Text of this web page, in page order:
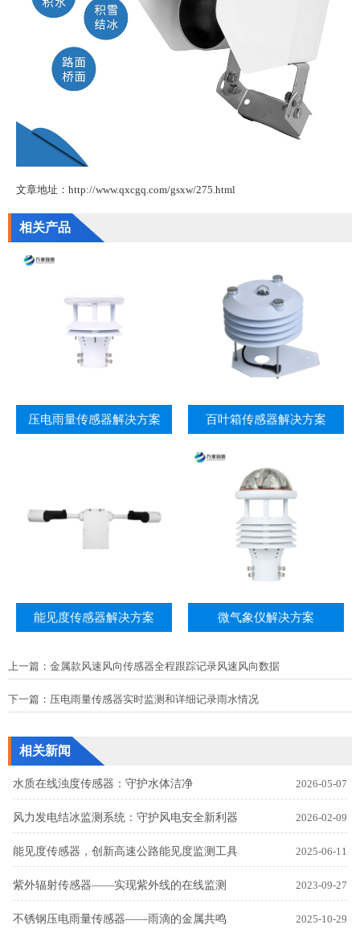
文章地址：http://www.qxcgq.com/gsxw/275.html
相关产品
压电雨量传感器解决方案 百叶箱传感器解决方案
能见度传感器解决方案 微气象仪解决方案
上一篇： 金属款风速风向传感器全程跟踪记录风速风向数据
下一篇： 压电雨量传感器实时监测和详细记录雨水情况
相关新闻
水质在线浊度传感器：守护水体洁净 2026-05-07
风力发电结冰监测系统：守护风电安全新利器 2026-02-09
能见度传感器，创新高速公路能见度监测工具 2025-06-11
紫外辐射传感器——实现紫外线的在线监测 2023-09-27
不锈钢压电雨量传感器——雨滴的金属共鸣 2025-10-29